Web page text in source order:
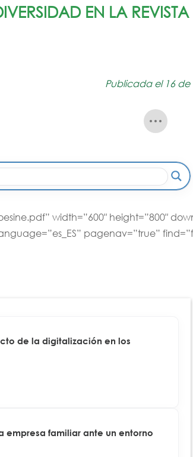
EN LA REVISTA
Publicada el 16 de
width=”600″ height=”800″
pagenav=”true”
de la digitalización en los
empresa familiar ante un entorno